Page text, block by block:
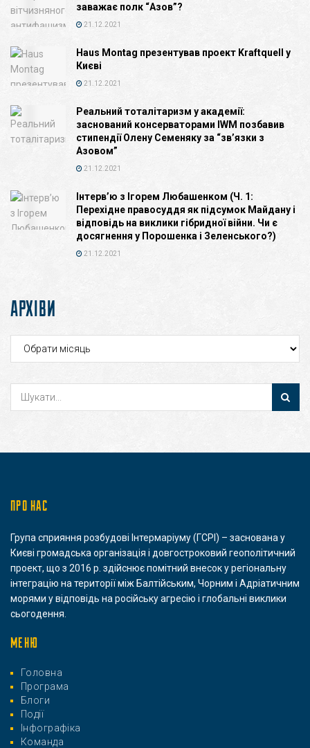
заважає полк “Азов”?
21.12.2021
Haus Montag презентував проект Kraftquell у
Києві
21.12.2021
Реальний тоталітаризм у академії:
заснований консерваторами IWM позбавив
стипендії Олену Семеняку за “зв’язки з
Азовом”
21.12.2021
Інтерв’ю з Ігорем Любашенком (Ч. 1:
Перехідне правосуддя як підсумок Майдану і
відповідь на виклики гібридної війни. Чи є
досягнення у Порошенка і Зеленського?)
21.12.2021
АРХІВИ
Архіви
ПРО НАС
Група сприяння розбудові Інтермаріуму (ГСРІ) – заснована у
Києві громадська організація і довгостроковий геополітичний
проект, що з 2016 р. здійснює помітний внесок у регіональну
інтеграцію на території між Балтійським, Чорним і Адріатичним
морями у відповідь на російську агресію і глобальні виклики
сьогодення.
МЕНЮ
Головна
Програма
Блоги
Події
Інфографіка
Команда